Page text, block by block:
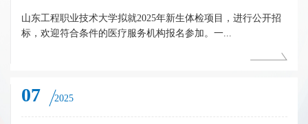
山东工程职业技术大学拟就2025年新生体检项目，进行公开招
标，欢迎符合条件的医疗服务机构报名参加。一...
07 2025